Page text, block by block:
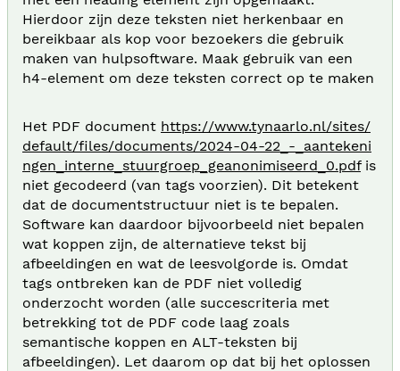
Hierdoor zijn deze teksten niet herkenbaar en
bereikbaar als kop voor bezoekers die gebruik
maken van hulpsoftware. Maak gebruik van een
h4-element om deze teksten correct op te maken
Het PDF document https://www.tynaarlo.nl/sites/
default/files/documents/2024-04-22_-_aantekeni
ngen_interne_stuurgroep_geanonimiseerd_0.pdfis
niet gecodeerd (van tags voorzien). Dit betekent
dat de documentstructuur niet is te bepalen.
Software kan daardoor bijvoorbeeld niet bepalen
wat koppen zijn, de alternatieve tekst bij
afbeeldingen en wat de leesvolgorde is. Omdat
tags ontbreken kan de PDF niet volledig
onderzocht worden (alle succescriteria met
betrekking tot de PDF code laag zoals
semantische koppen en ALT-teksten bij
afbeeldingen). Let daarom op dat bij het oplossen